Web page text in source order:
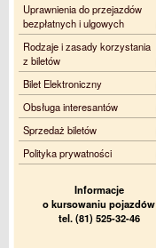
Uprawnienia do przejazdów
bezpłatnych i ulgowych
Rodzaje i zasady korzystania
z biletów
Bilet Elektroniczny
Obsługa interesantów
Sprzedaż biletów
Polityka prywatności
Informacje
o kursowaniu pojazdów
tel. (81) 525-32-46